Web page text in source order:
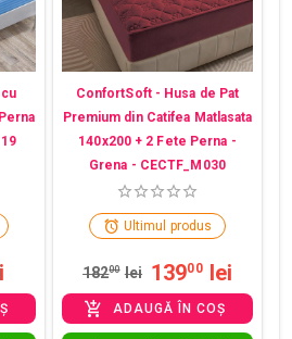
ConfortSoft - Husa de Pat
Premium din Catifea Matlasata
140x200 + 2 Fete Perna -
Grena - CECTF_M030
Ultimul produs
18200 lei 13900 lei
ADAUGĂ ÎN COȘ